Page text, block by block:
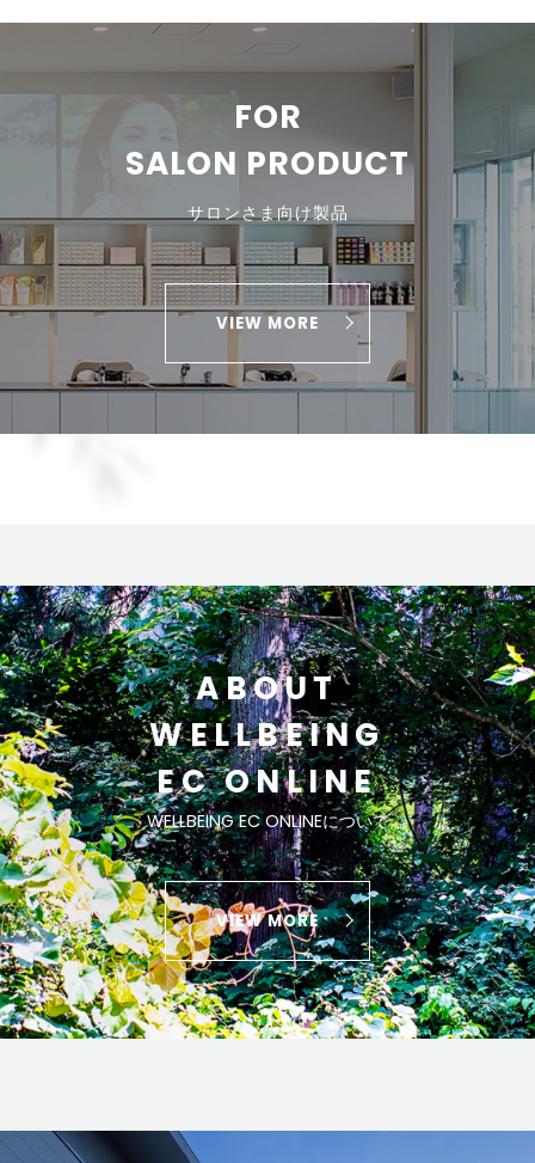
FOR
SALON PRODUCT
サロンさま向け製品
VIEW MORE
ABOUT
WELLBEING
EC ONLINE
WELLBEING EC ONLINEについて
VIEW MORE